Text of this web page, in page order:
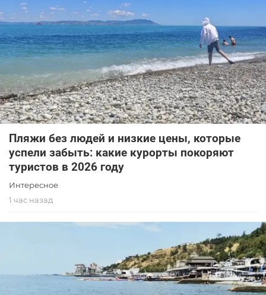
Пляжи без людей и низкие цены, которые
успели забыть: какие курорты покоряют
туристов в 2026 году
Интересное
1 час назад